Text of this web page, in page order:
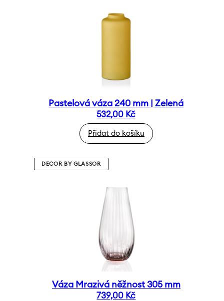
Pastelová váza 240 mm | Zelená
532,00 Kč
Přidat do košíku
DECOR BY GLASSOR
Váza Mrazivá něžnost 305 mm
739,00 Kč